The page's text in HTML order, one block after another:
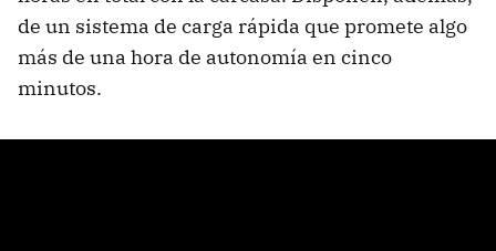
de un sistema de carga rápida que promete algo
más de una hora de autonomía en cinco
minutos.